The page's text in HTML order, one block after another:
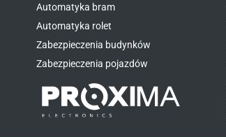
Automatyka bram
Automatyka rolet
Zabezpieczenia budynków
Zabezpieczenia pojazdów